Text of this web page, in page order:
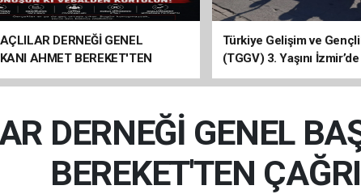
DERNEĞİ GENEL
AHMET BEREKET'TEN
Türkiye Gelişim ve
(TGGV) 3. Yaşını
Kutladı
DERNEĞİ GENEL
BEREKET'TEN ÇAĞRI